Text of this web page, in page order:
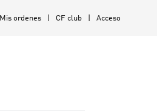
Mis ordenes CF club Acceso